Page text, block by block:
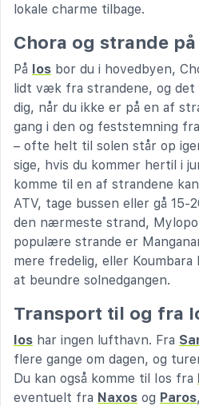
lokale charme tilbage.
Chora og strande
På Ios bor du i hovedbyen,
lidt væk fra strandene, og det
dig, når du ikke er på en af
gang i den og feststemning
– ofte helt til solen står op
sige, hvis du kommer hertil i
komme til en af strandene
ATV, tage bussen eller gå
den nærmeste strand,
populære strande er
mere fredelig, eller
at beundre solnedgangen.
Transport til og fra
Ios har ingen lufthavn. Fra
flere gange om dagen, og
Du kan også komme til Ios fra
eventuelt fra Naxos og Paros